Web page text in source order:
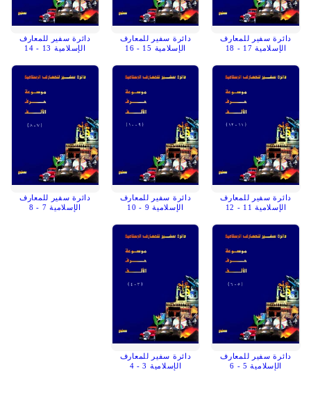
دائرة سفير للمعارف
الإسلامية 17 - 18
دائرة سفير للمعارف
الإسلامية 15 - 16
دائرة سفير للمعارف
الإسلامية 13 - 14
دائرة سفير للمعارف
الإسلامية 11 - 12
دائرة سفير للمعارف
الإسلامية 9 - 10
دائرة سفير للمعارف
الإسلامية 7 - 8
دائرة سفير للمعارف
الإسلامية 5 - 6
دائرة سفير للمعارف
الإسلامية 3 - 4